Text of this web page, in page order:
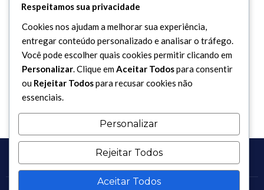
próximo aos que cortaram os laços comigo, que fizesse do silêncio
minha meditação, da minha fala recordação e de meu olhar uma
lição”.
Estas são as sentenças e palavras de sabedoria narradas do
Profeta Mohammad (S.A.A.S.)
Respeitamos sua privacidade
Cookies nos ajudam a melhorar sua experiência,
entregar conteúdo personalizado e analisar o tráfego.
Você pode escolher quais cookies permitir clicando em
Personalizar. Clique emAceitar Todospara consentir
ou Rejeitar Todospara recusar cookies não
essenciais.
Personalizar
Rejeitar Todos
Aceitar Todos